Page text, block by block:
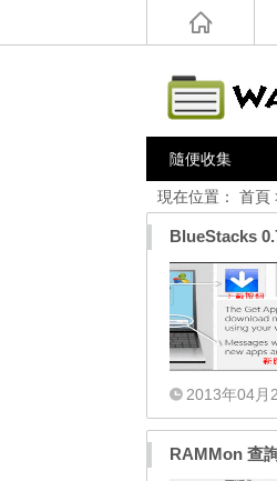
隨便收集
現在位置： 首頁
BlueStacks
2013年04月
RAMMon 查